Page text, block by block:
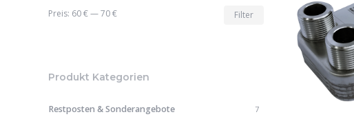
Filter
Preis: 60 €—70 €
Produkt Kategorien
Restposten & Sonderangebote 7